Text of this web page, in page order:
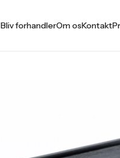
Bliv forhandlerOm osKontakt